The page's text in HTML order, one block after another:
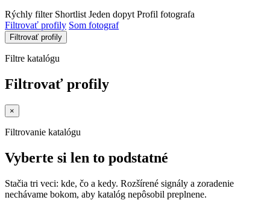
Rýchly filter Shortlist Jeden dopyt Profil fotografa
Filtrovať profily Som fotograf
Filtrovať profily
Filtre katalógu
Filtrovať profily
×
Filtrovanie katalógu
Vyberte si len to podstatné
Stačia tri veci: kde, čo a kedy. Rozšírené signály a zoradenie
nechávame bokom, aby katalóg nepôsobil preplnene.